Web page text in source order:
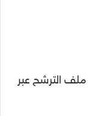
الترشح عبر